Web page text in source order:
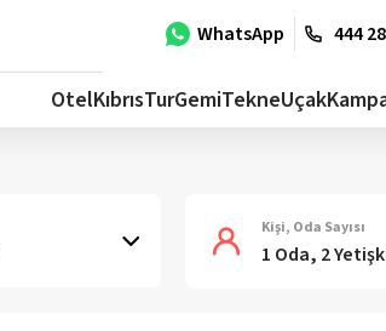
WhatsApp 444
OtelKıbrısTurGemiTekneUçak
Kişi, Oda Sayısı
1 Oda, 2